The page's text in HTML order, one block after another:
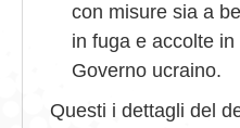
con misure sia a
in fuga e accolte
Governo ucraino.
Questi i dettagli del